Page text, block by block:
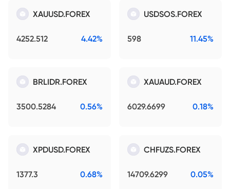
XAUUSD.FOREX
4252.512 4.42%
USDSOS.FOREX
598 11.45%
BRLIDR.FOREX
3500.5284 0.56%
XAUAUD.FOREX
6029.6699 0.18%
XPDUSD.FOREX
1377.3 0.68%
CHFUZS.FOREX
14709.6299 0.05%